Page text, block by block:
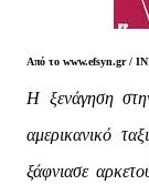
Από το www.efsyn.gr /
Η ξενάγηση
αμερικανικό
ξάφνιασε